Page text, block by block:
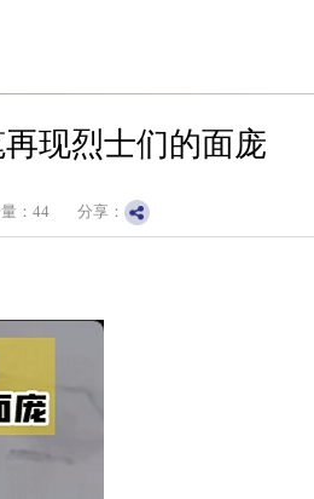
现烈士们的面庞
： 44 分享：